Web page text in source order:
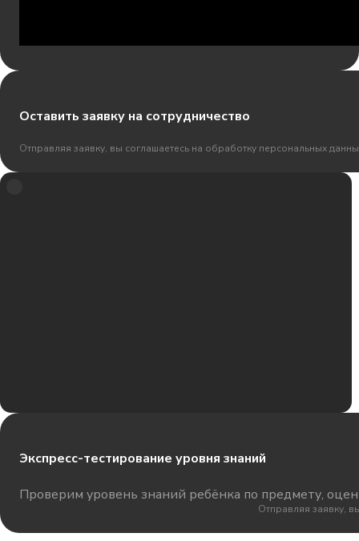
Оставить заявку на сотрудничество
Отправляя заявку, вы соглашаетесь на обработку персональных
Экспресс-тестирование уровня знаний
Проверим уровень знаний ребёнка по предмету,
Отправляя заявку,